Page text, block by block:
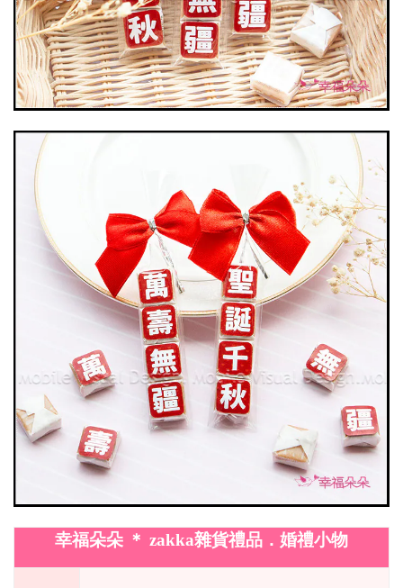
幸福朵朵 ＊ zakka雜貨禮品．婚禮小物